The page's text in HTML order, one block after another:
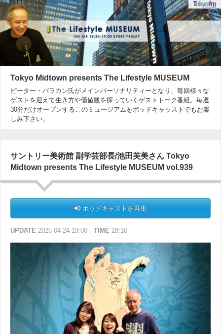
Tokyo Midtown presents The Lifestyle MUSEUM
ピーター・バラカン氏がメインパーソナリティーとなり、毎回様々な
ゲストを迎えて生き方や価値観を探っていくゲストトーク番組。毎週
30分だけオープンするこのミュージアムをポッドキャッストでもお楽
しみ下さい。
サントリー美術館 副学芸部長/池田芙美さん Tokyo
Midtown presents The Lifestyle MUSEUM vol.939
ポッドキャストを再生
UPDATE 2026-04-24 19:00 TIME 28:16